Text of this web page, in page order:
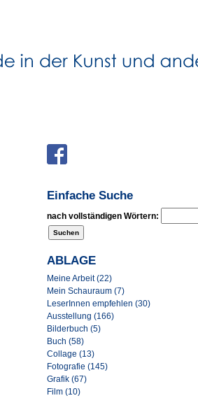
Einfache Suche
nach vollständigen Wörtern:
ABLAGE
Meine Arbeit (22)
Mein Schauraum (7)
LeserInnen empfehlen (30)
Ausstellung (166)
Bilderbuch (5)
Buch (58)
Collage (13)
Fotografie (145)
Grafik (67)
Film (10)